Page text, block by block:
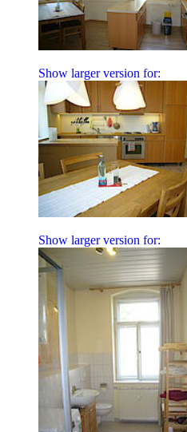
Show larger version for:
Show larger version for: